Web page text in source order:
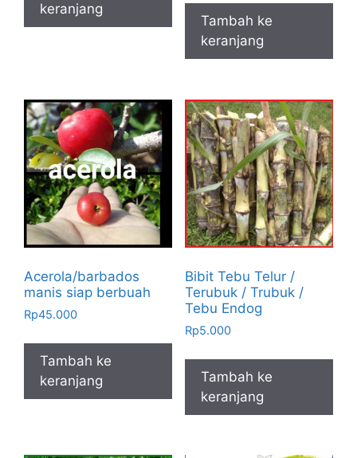
keranjang
Tambah ke
keranjang
Acerola/barbados
manis siap berbuah
Rp45.000
Tambah ke
keranjang
Bibit Tebu Telur /
Terubuk / Trubuk /
Tebu Endog
Rp5.000
Tambah ke
keranjang